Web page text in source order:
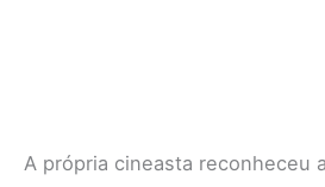
A própria cineasta reconheceu